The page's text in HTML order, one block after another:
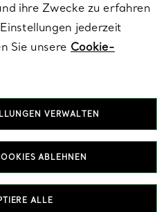
2026
ihre Zwecke zu erfahren
jederzeit
Sie unsere Cookie-
VERWALTEN
ABLEHNEN
ALLE